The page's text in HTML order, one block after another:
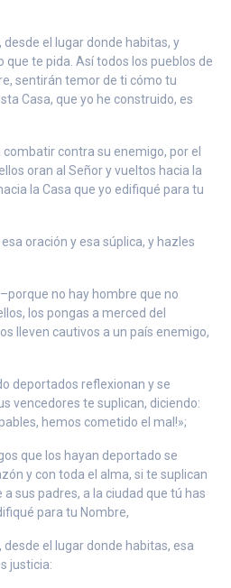
el lugar donde habitas, y
que te pida. Así todos los pueblos de
sentirán temor de ti cómo tu
Casa, que yo he construido, es
contra su enemigo, por el
oran al Señor y vueltos hacia la
la Casa que yo edifiqué para tu
oración y esa súplica, y hazles
no hay hombre que no
los pongas a merced del
lleven cautivos a un país enemigo,
deportados reflexionan y se
vencedores te suplican, diciendo:
hemos cometido el mal!»;
que los hayan deportado se
y con toda el alma, si te suplican
sus padres, a la ciudad que tú has
para tu Nombre,
el lugar donde habitas, esa
justicia: